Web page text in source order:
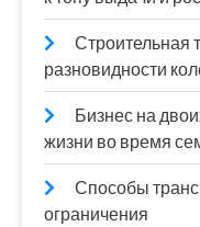
Строительная
разновидности
Бизнес на
жизни во время
Способы
ограничения